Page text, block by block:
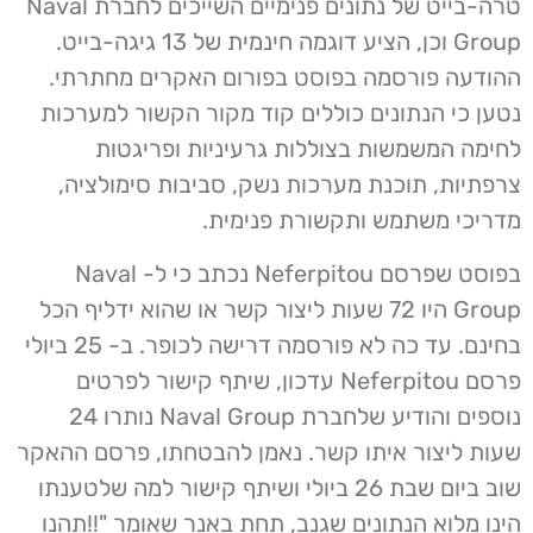
טרה-בייט של נתונים פנימיים השייכים לחברת Naval
Group וכן, הציע דוגמה חינמית של 13 גיגה-בייט.
ההודעה פורסמה בפוסט בפורום האקרים מחתרתי.
נטען כי הנתונים כוללים קוד מקור הקשור למערכות
לחימה המשמשות בצוללות גרעיניות ופריגטות
צרפתיות, תוכנת מערכות נשק, סביבות סימולציה,
מדריכי משתמש ותקשורת פנימית.
בפוסט שפרסם Neferpitou נכתב כי ל- Naval
Group היו 72 שעות ליצור קשר או שהוא ידליף הכל
בחינם. עד כה לא פורסמה דרישה לכופר. ב- 25 ביולי
פרסם Neferpitou עדכון, שיתף קישור לפרטים
נוספים והודיע שלחברת Naval Group נותרו 24
שעות ליצור איתו קשר. נאמן להבטחתו, פרסם ההאקר
שוב ביום שבת 26 ביולי ושיתף קישור למה שלטענתו
הינו מלוא הנתונים שגנב, תחת באנר שאומר "!!תהנו